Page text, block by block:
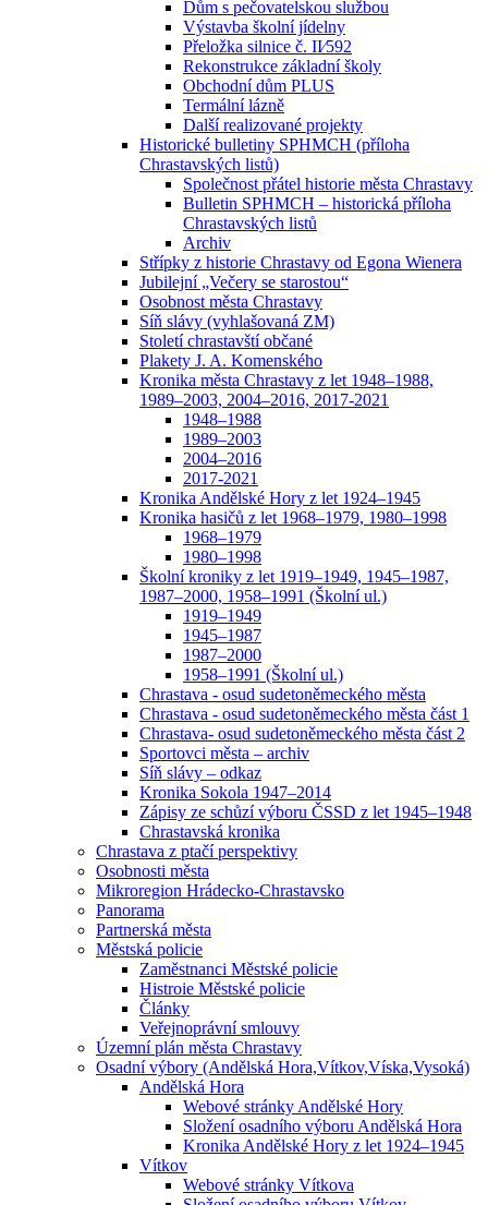
Dům s pečovatelskou službou
Výstavba školní jídelny
Přeložka silnice č. II⁄592
Rekonstrukce základní školy
Obchodní dům PLUS
Termální lázně
Další realizované projekty
Historické bulletiny SPHMCH (příloha
Chrastavských listů)
Společnost přátel historie města Chrastavy
Bulletin SPHMCH – historická příloha
Chrastavských listů
Archiv
Střípky z historie Chrastavy od Egona Wienera
Jubilejní „Večery se starostou“
Osobnost města Chrastavy
Síň slávy (vyhlašovaná ZM)
Století chrastavští občané
Plakety J. A. Komenského
Kronika města Chrastavy z let 1948–1988,
1989–2003, 2004–2016, 2017-2021
1948–1988
1989–2003
2004–2016
2017-2021
Kronika Andělské Hory z let 1924–1945
Kronika hasičů z let 1968–1979, 1980–1998
1968–1979
1980–1998
Školní kroniky z let 1919–1949, 1945–1987,
1987–2000, 1958–1991 (Školní ul.)
1919–1949
1945–1987
1987–2000
1958–1991 (Školní ul.)
Chrastava - osud sudetoněmeckého města
Chrastava - osud sudetoněmeckého města část 1
Chrastava- osud sudetoněmeckého města část 2
Sportovci města – archiv
Síň slávy – odkaz
Kronika Sokola 1947–2014
Zápisy ze schůzí výboru ČSSD z let 1945–1948
Chrastavská kronika
Chrastava z ptačí perspektivy
Osobnosti města
Mikroregion Hrádecko-Chrastavsko
Panorama
Partnerská města
Městská policie
Zaměstnanci Městské policie
Histroie Městské policie
Články
Veřejnoprávní smlouvy
Územní plán města Chrastavy
Osadní výbory (Andělská Hora,Vítkov,Víska,Vysoká)
Andělská Hora
Webové stránky Andělské Hory
Složení osadního výboru Andělská Hora
Kronika Andělské Hory z let 1924–1945
Vítkov
Webové stránky Vítkova